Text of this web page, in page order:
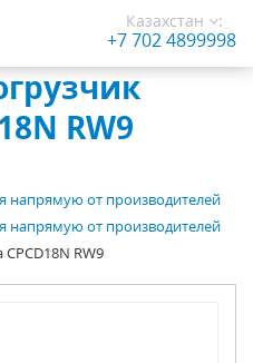
Казахстан
+7 702 4899998
:
RW9
напрямую от производителей
напрямую от производителей
RW9